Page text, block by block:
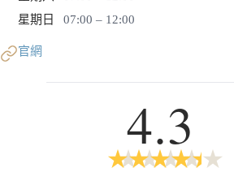
星期日
07:00 – 12:00
官網
4.3
★
★ ★
★ ★
★ ★
★ ★
★